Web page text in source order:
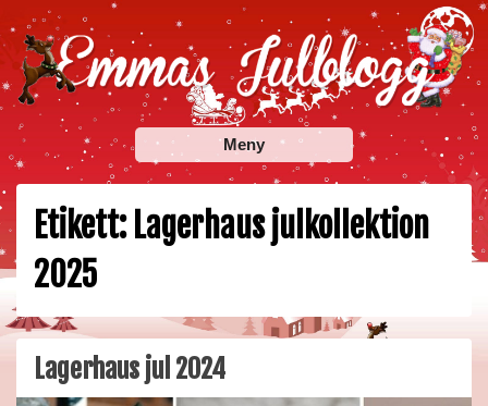
Skip
to
content
Emmas Julblogg
Julbloggar om julnyheter, julklappstips, julkalendrar,
adventskalendrar , julpyssel och julrecept!
Meny
Etikett: Lagerhaus julkollektion
2025
Lagerhaus jul 2024